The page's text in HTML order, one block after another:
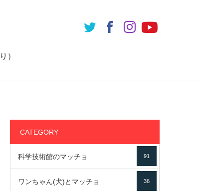
）
CATEGORY
科学技術館のマッチョ 91
ワンちゃん(犬)とマッチョ 36